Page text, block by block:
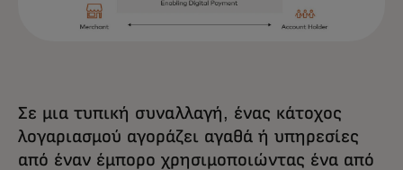
Σε μια τυπική συναλλαγή, ένας κάτοχος
λογαριασμού αγοράζει αγαθά ή υπηρεσίες
από έναν έμπορο χρησιμοποιώντας ένα από